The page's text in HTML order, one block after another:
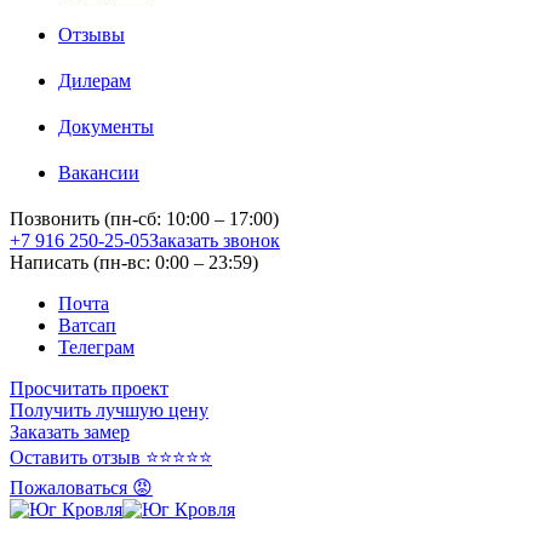
Отзывы
Дилерам
Документы
Вакансии
Позвонить (пн-сб: 10:00 – 17:00)
+7 916 250-25-05Заказать звонок
Написать (пн-вс: 0:00 – 23:59)
Почта
Ватсап
Телеграм
Просчитать проект
Получить лучшую цену
Заказать замер
Оставить отзыв ⭐⭐⭐⭐⭐
Пожаловаться 😡